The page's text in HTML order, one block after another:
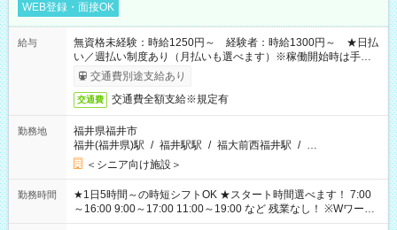
WEB登録・面接OK
給与
無資格未経験：時給1250円～ 経験者：時給1300円～ ★日払
い／週払い制度あり（月払いも選べます）※稼働開始時は手続き
完了次第のお支払いとなります。
交通費別途支給あり
交通費 交通費全額支給※規定有
勤務地
福井県福井市
福井(福井県)駅 / 福井駅駅 / 福大前西福井駅 / …
＜シニア向け施設＞
勤務時間
★1日5時間～の時短シフトOK ★スタート時間選べます！ 7:00
～16:00 9:00～17:00 11:00～19:00 など 残業なし！ ※Wワーク
の場合、他のお仕事と合わせ週40時間超の就業はご案内できま